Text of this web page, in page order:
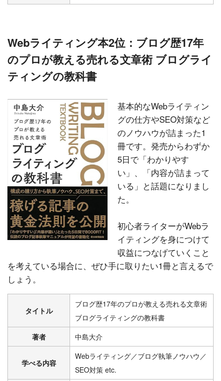
Webライティング本2位：ブログ歴17年
のプロが教える売れる文章術 ブログライ
ティングの教科書
基本的なWebライティン
グの仕方やSEO対策など
のノウハウが詰まった1
冊です。発売からわずか
5日で「わかりやす
い」、「内容が詰まって
いる」と話題になりまし
た。
初心者ライターがWebラ
イティングを身につけて
収益につなげていくこと
を考えている場合に、ぜひ手に取りたい1冊と言えるで
しょう。
タイトル
ブログ歴17年のプロが教える売れる文章術
ブログライティングの教科書
著者
中島大介
学べる内容
Webライティング／ブログ執筆ノウハウ／
SEO対策 etc.